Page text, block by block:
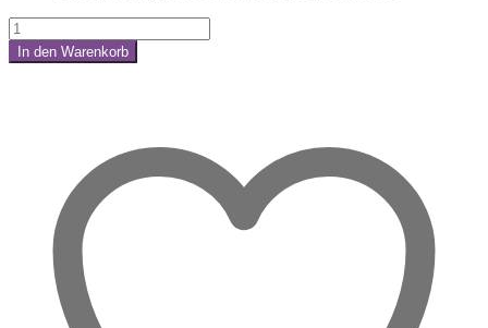
Innerer
Halt
&
versteinertem
Menge
In den Warenkorb